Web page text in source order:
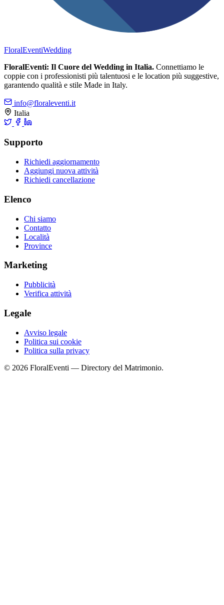
FloralEventiWedding
FloralEventi: Il Cuore del Wedding in Italia. Connettiamo le
coppie con i professionisti più talentuosi e le location più suggestive,
garantendo qualità e stile Made in Italy.
info@floraleventi.it
Italia
Supporto
Richiedi aggiornamento
Aggiungi nuova attività
Richiedi cancellazione
Elenco
Chi siamo
Contatto
Località
Province
Marketing
Pubblicità
Verifica attività
Legale
Avviso legale
Politica sui cookie
Politica sulla privacy
© 2026 FloralEventi — Directory del Matrimonio.